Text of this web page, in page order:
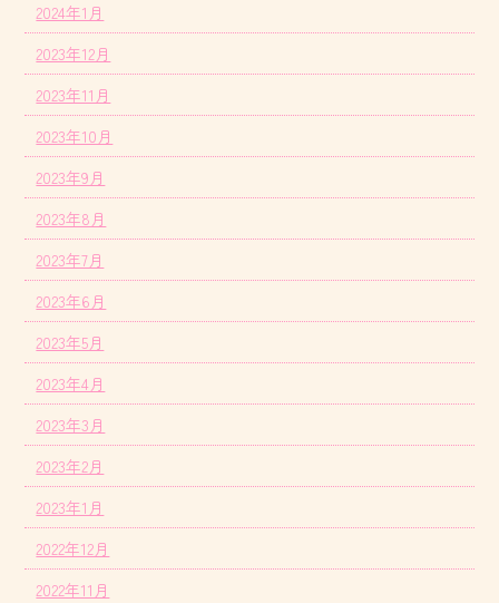
2024年1月
2023年12月
2023年11月
2023年10月
2023年9月
2023年8月
2023年7月
2023年6月
2023年5月
2023年4月
2023年3月
2023年2月
2023年1月
2022年12月
2022年11月